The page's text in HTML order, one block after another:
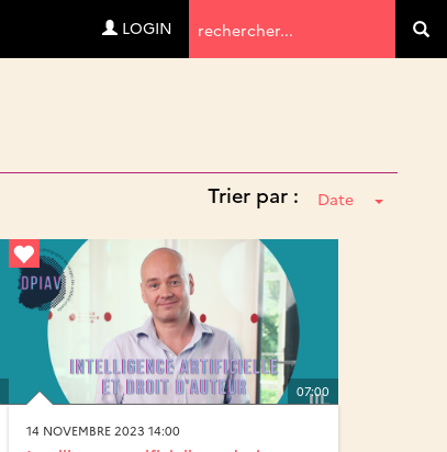
de
recherche
LOGIN
Trier par : Date
07:00
14 NOVEMBRE 2023 14:00